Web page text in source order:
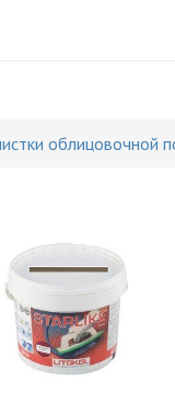
облицовочной